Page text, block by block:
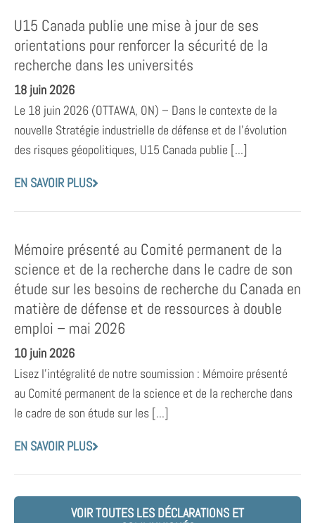
U15 Canada publie une mise à jour de ses
orientations pour renforcer la sécurité de la
recherche dans les universités
18 juin 2026
Le 18 juin 2026 (OTTAWA, ON) – Dans le contexte de la
nouvelle Stratégie industrielle de défense et de l’évolution
des risques géopolitiques, U15 Canada publie [...]
EN SAVOIR PLUS
Mémoire présenté au Comité permanent de la
science et de la recherche dans le cadre de son
étude sur les besoins de recherche du Canada en
matière de défense et de ressources à double
emploi – mai 2026
10 juin 2026
Lisez l’intégralité de notre soumission : Mémoire présenté
au Comité permanent de la science et de la recherche dans
le cadre de son étude sur les [...]
EN SAVOIR PLUS
VOIR TOUTES LES DÉCLARATIONS ET